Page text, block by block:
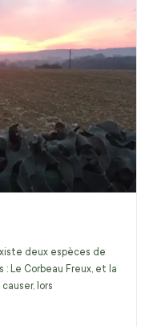
deux espèces de
Le Corbeau Freux, et la
lors